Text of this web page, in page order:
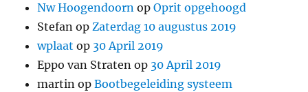
Nw Hoogendoorn opOprit opgehoogd
Stefan opZaterdag 10 augustus 2019
wplaat op 30 April 2019
Eppo van Straten op 30 April 2019
martin opBootbegeleiding systeem